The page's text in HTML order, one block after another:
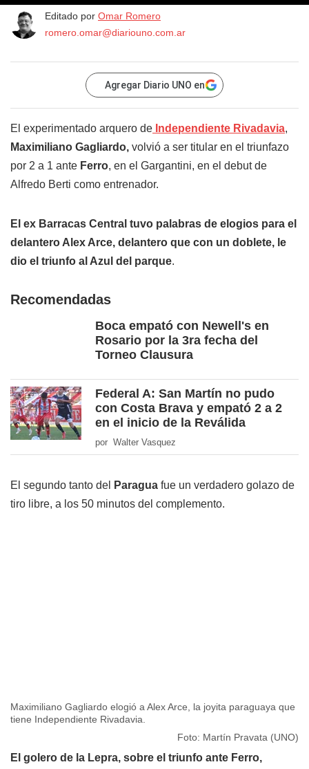
Editado por Omar Romero
romero.omar@diariouno.com.ar
Agregar Diario UNO en
El experimentado arquero de Independiente Rivadavia,
Maximiliano Gagliardo, volvió a ser titular en el triunfazo
por 2 a 1 ante Ferro, en el Gargantini, en el debut de
Alfredo Berti como entrenador.
El ex Barracas Central tuvo palabras de elogios para el
delantero Alex Arce, delantero que con un doblete, le
dio el triunfo al Azul del parque.
Recomendadas
Boca empató con Newell's en
Rosario por la 3ra fecha del
Torneo Clausura
Federal A: San Martín no pudo
con Costa Brava y empató 2 a 2
en el inicio de la Reválida
por Walter Vasquez
El segundo tanto del Paragua fue un verdadero golazo de
tiro libre, a los 50 minutos del complemento.
Maximiliano Gagliardo elogió a Alex Arce, la joyita paraguaya que
tiene Independiente Rivadavia.
Foto: Martín Pravata (UNO)
El golero de la Lepra, sobre el triunfo ante Ferro,